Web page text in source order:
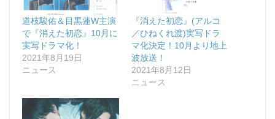
道枝駿佑＆目黒蓮W主演
で『消えた初恋』10月に
実写ドラマ化！
2021年8月19日
ニュース
『消えた初恋』(アルコ
／ひねくれ渡)実写ドラ
マ化決定！10月より地上
波放送！
2021年8月12日
ニュース